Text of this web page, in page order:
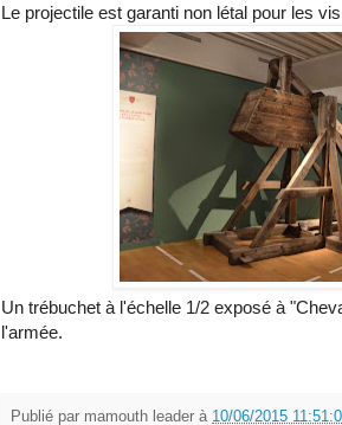
Le projectile est garanti non létal pour les
Un trébuchet à l'échelle 1/2 exposé à
l'armée.
Publié par mamouth leader à 10/06/2015